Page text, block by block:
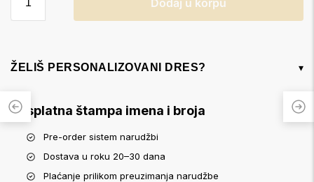
Dodaj u korpu
ŽELIŠ PERSONALIZOVANI DRES? ▾
Besplatna štampa imena i broja
Pre-order sistem narudžbi
Dostava u roku 20–30 dana
Plaćanje prilikom preuzimanja narudžbe